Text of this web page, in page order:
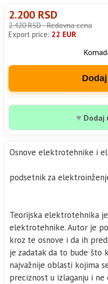
2.200 RSD
2.420 RSD - Redovna cena
Export price: 22 EUR
♥ Dodaj
Osnove elektrotehnike i
podsetnik za
Teorijska elektrotehnika
elektrotehnike. Autor je
kroz te osnove i da ih
je zadatak da to bude što
najvažnije oblasti kojima
preciznost u izlaganju i ne